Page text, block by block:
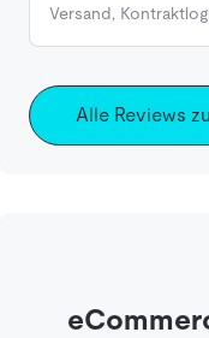
Versand,
Alle Reviews